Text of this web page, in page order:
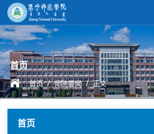
首页
首页 / 师院要闻 / 正文
首页